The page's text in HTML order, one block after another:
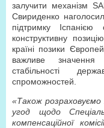
залучити механізм
Свириденко
підтримку Іспанією
конструктивну
країні позики
важливе значення
стабільності
спроможностей.
«Також розраховуємо
угод щодо
компенсаційної